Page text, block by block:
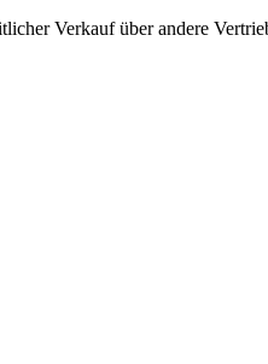
Verkauf über andere